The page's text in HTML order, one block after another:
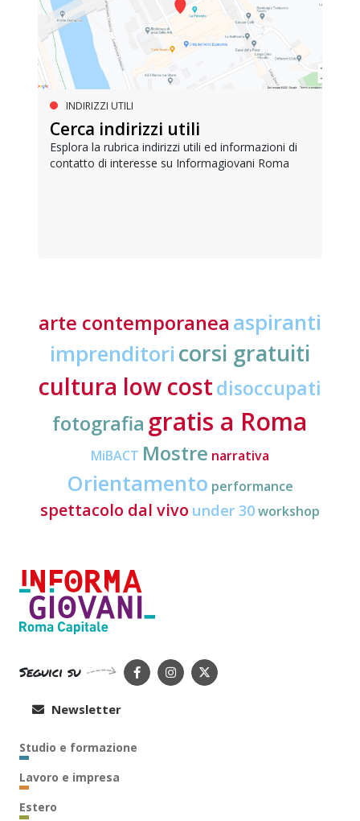
INDIRIZZI UTILI
Cerca indirizzi utili
Esplora la rubrica indirizzi utili ed informazioni di
contatto di interesse su Informagiovani Roma
arte contemporanea aspiranti
imprenditori corsi gratuiti
cultura low costdisoccupati
fotografia gratis a Roma
MiBACT Mostre narrativa
Orientamento performance
spettacolo dal vivo under 30workshop
Seguici su
Newsletter
Studio e formazione
Lavoro e impresa
Estero